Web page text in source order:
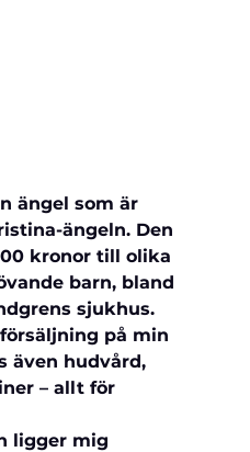
ängel som är
ängeln. Den
kronor till olika
barn, bland
sjukhus.
på min
även hudvård,
– allt för
ligger mig